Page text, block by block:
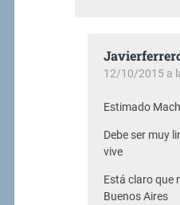
12/10/2015 a
Estimado
Debe ser muy
vive
Está claro que
Buenos Aires